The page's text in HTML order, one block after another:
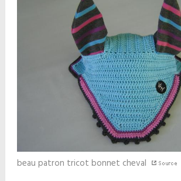
beau patron tricot bonnet cheval